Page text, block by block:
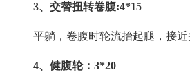
3、交替扭转卷腹:4*15
平躺，卷腹时轮流抬起腿，接近
4、健腹轮：3*20